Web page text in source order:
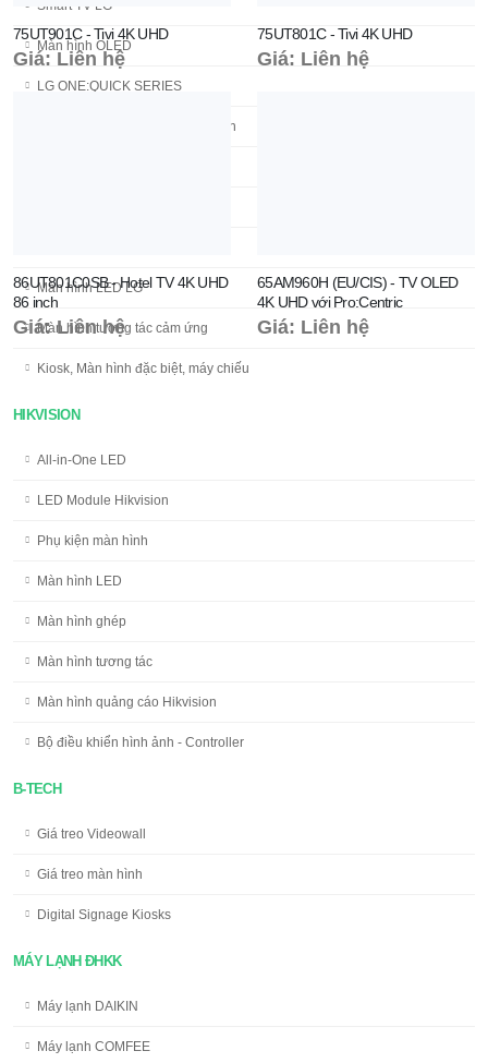
Smart TV LG
Màn hình OLED
LG ONE:QUICK SERIES
TV Chuyên Dụng Cho Khách Sạn
Màn hình LED LG
Màn hình tương tác cảm ứng
Kiosk, Màn hình đặc biệt, máy chiếu
HIKVISION
All-in-One LED
LED Module Hikvision
Phụ kiện màn hình
Màn hình LED
Màn hình ghép
Màn hình tương tác
Màn hình quảng cáo Hikvision
Bộ điều khiển hình ảnh - Controller
B-TECH
Giá treo Videowall
Giá treo màn hình
Digital Signage Kiosks
MÁY LẠNH ĐHKK
Máy lạnh DAIKIN
Máy lạnh COMFEE
75UT901C - Tivi 4K UHD
Giá: Liên hệ
75UT801C - Tivi 4K UHD
Giá: Liên hệ
86UT801C0SB - Hotel TV 4K UHD
86 inch
Giá: Liên hệ
65AM960H (EU/CIS) - TV OLED
4K UHD với Pro:Centric
Giá: Liên hệ